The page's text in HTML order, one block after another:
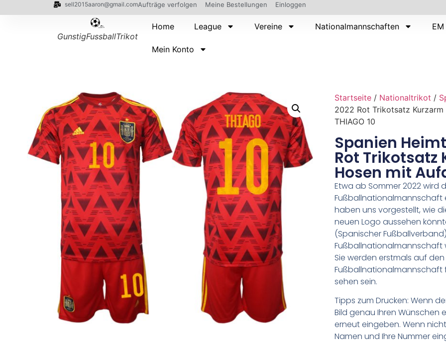
sell2015aaron@gmail.comAufträge verfolgen Meine Bestellungen Einloggen
GunstigFussballTrikot
Home League Vereine Nationalmannschaften
Mein Konto
Startseite / Nationaltrikot /
2022 Rot Trikotsatz
THIAGO 10
Spanien
Rot Trikotsatz
Hosen mit
Etwa ab Sommer 2022 wird
Fußballnationalmannschaft
haben uns vorgestellt, wie
neuen Logo aussehen
(Spanischer
Fußballnationalmannschaft
Sie werden erstmals auf
Fußballnationalmannschaft
sehen sein.
Tipps zum Drucken: Wenn
Bild genau Ihren Wünschen
erneut eingeben. Wenn
Namen und Ihre Nummer